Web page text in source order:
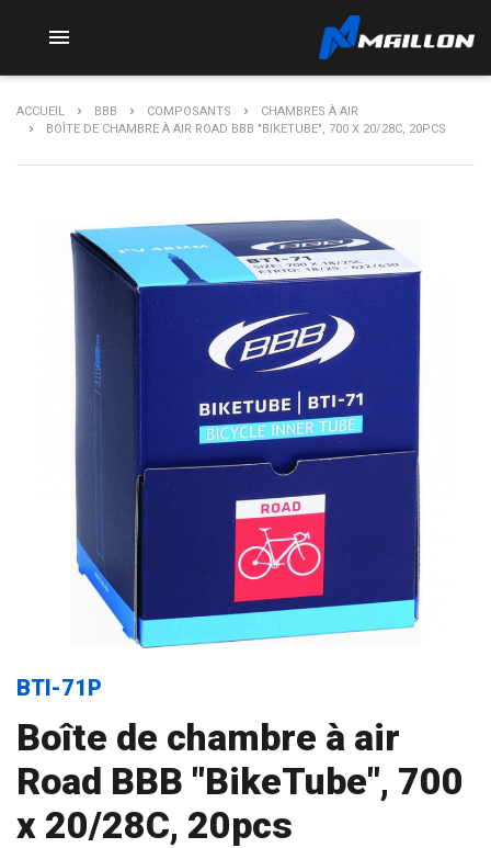

ACCUEIL BBB COMPOSANTS
CHAMBRES À AIR
BOÎTE DE CHAMBRE À AIR ROAD BBB "BIKETUBE", 700 X 20/28C, 20PCS
BTI-71P
Boîte de chambre à air
Road BBB "BikeTube", 700
x 20/28C, 20pcs